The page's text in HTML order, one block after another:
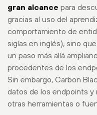
gran alcance para
gracias al uso del
comportamiento de
siglas en inglés), sino
un paso más allá
procedentes de los
Sin embargo, Carbon
datos de los endpoints
otras herramientas o